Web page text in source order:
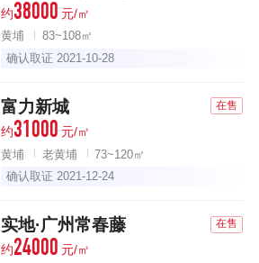
约38000 元/㎡
黄埔
83~108㎡
确认取证 2021-10-28
富力新城 在售
约31000 元/㎡
黄埔 老黄埔
73~120㎡
确认取证 2021-12-24
实地·广州常春藤 在售
约24000 元/㎡